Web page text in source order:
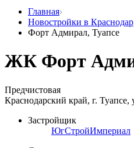
Главная
Новостройки в Краснодар
Форт Адмирал, Туапсе
ЖК Форт
Предчистовая
Краснодарский край, г.
Застройщик
ЮгСтройИмпериал